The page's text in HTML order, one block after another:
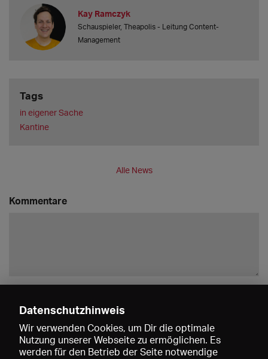
Kay Ramczyk
Schauspieler, Theapolis - Leitung Content-
Management
Tags
in eigener Sache
Kantine
Alle News
Kommentare
Andrim Emini
Cool, cool. Danke!
23.12.2021 12:08
Datenschutzhinweis
Wir verwenden Cookies, um Dir die optimale
Nutzung unserer Webseite zu ermöglichen. Es
werden für den Betrieb der Seite notwendige